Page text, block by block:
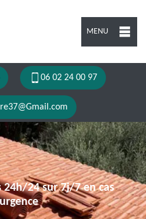
MENU
06 02 24 00 97
24h/24 sur 7j/7 en cas